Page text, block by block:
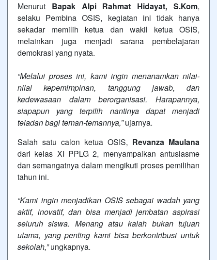
Menurut Bapak Alpi Rahmat Hidayat, S.Kom,
selaku Pembina OSIS, kegiatan ini tidak hanya
sekadar memilih ketua dan wakil ketua OSIS,
melainkan juga menjadi sarana pembelajaran
demokrasi yang nyata.
“Melalui proses ini, kami ingin menanamkan nilai-
nilai kepemimpinan, tanggung jawab, dan
kedewasaan dalam berorganisasi. Harapannya,
siapapun yang terpilih nantinya dapat menjadi
teladan bagi teman-temannya,”ujarnya.
Salah satu calon ketua OSIS, Revanza Maulana
dari kelas XI PPLG 2, menyampaikan antusiasme
dan semangatnya dalam mengikuti proses pemilihan
tahun ini.
“Kami ingin menjadikan OSIS sebagai wadah yang
aktif, inovatif, dan bisa menjadi jembatan aspirasi
seluruh siswa. Menang atau kalah bukan tujuan
utama, yang penting kami bisa berkontribusi untuk
sekolah,”ungkapnya.